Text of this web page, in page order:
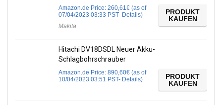
Amazon.de Price: 260,61€ (as of
07/04/2023 03:33 PST- Details)
Makita
PRODUKT
KAUFEN
Hitachi DV18DSDL Neuer Akku-
Schlagbohrschrauber
Amazon.de Price: 890,60€ (as of
10/04/2023 03:51 PST- Details)
PRODUKT
KAUFEN